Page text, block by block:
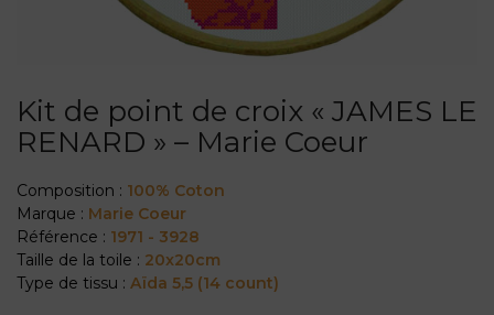
Kit de point de croix « JAMES LE
RENARD » – Marie Coeur
Composition : 100% Coton
Marque : Marie Coeur
Référence : 1971 - 3928
Taille de la toile : 20x20cm
Type de tissu : Aïda 5,5 (14 count)